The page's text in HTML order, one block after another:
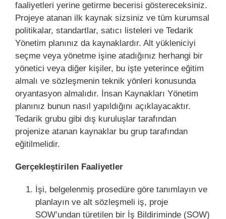
faaliyetleri yerine getirme becerisi göstereceksiniz.
Projeye atanan ilk kaynak sizsiniz ve tüm kurumsal
politikalar, standartlar, satıcı listeleri ve Tedarik
Yönetim planınız da kaynaklardır. Alt yükleniciyi
seçme veya yönetme işine atadığınız herhangi bir
yönetici veya diğer kişiler, bu işte yeterince eğitim
almalı ve sözleşmenin teknik yönleri konusunda
oryantasyon almalıdır. İnsan Kaynakları Yönetim
planınız bunun nasıl yapıldığını açıklayacaktır.
Tedarik grubu gibi dış kuruluşlar tarafından
projenize atanan kaynaklar bu grup tarafından
eğitilmelidir.
Gerçekleştirilen Faaliyetler
İşi, belgelenmiş prosedüre göre tanımlayın ve
planlayın ve alt sözleşmeli iş, proje
SOW’undan türetilen bir İş Bildiriminde (SOW)